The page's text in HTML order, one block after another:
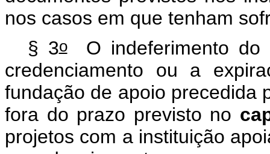
nos casos em que tenham
§ 3oO indeferimento do
credenciamento ou a
fundação de apoio precedida
fora do prazo previsto no
projetos com a instituição